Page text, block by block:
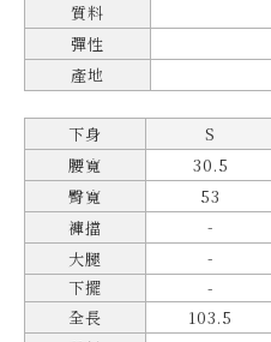
質料
彈性
產地
下身 S
腰寬
30.5
臀寬
53
褲擋
-
大腿
-
下擺
-
全長
103.5